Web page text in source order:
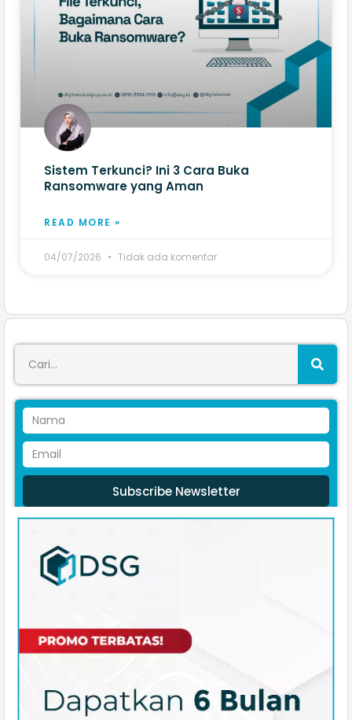
Sistem Terkunci? Ini 3 Cara Buka
Ransomware yang Aman
READ MORE »
04/07/2026 Tidak ada komentar
Subscribe Newsletter